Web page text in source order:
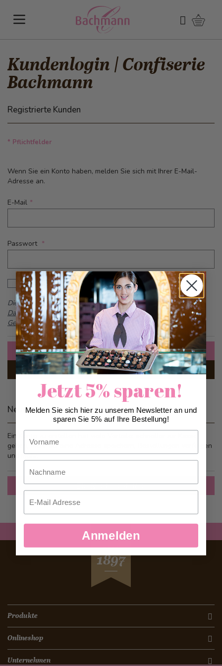
Suchen
Kundenlogin | Confiserie
Bachmann
Registrierte Kunden
* Pflichtfelder
Wenn Sie ein Konto haben, melden Sie sich mit Ihrer E-Mail-
Adresse an.
E-Mail
Passwort
Passwort anzeigen
Dieses Formular ist durch reCAPTCHA geschützt -Google
Datenschutzbestimmungenund
Allgemeine
Geschäftsbedingungen
Anmelden
Passwort vergessen?
Neue Kunden
Ein Konto zu erstellen hat viele Vorteile: schneller zur Kasse
gehen, mehr als eine Adresse speichern, Bestellungen verfolgen
und mehr.
Ein Konto erstellen
SEIT
1897
Produkte
Onlineshop
Unternehmen
Jetzt 5% sparen!
Melden Sie sich hier zu unserem Newsletter an und
sparen Sie 5% auf Ihre Bestellung!
Nachname
Email
Anmelden